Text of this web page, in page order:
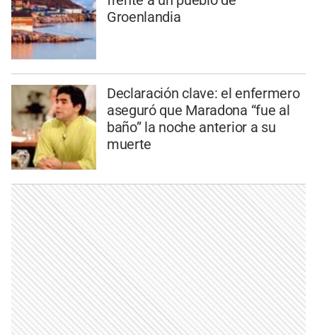
Groenlandia
Declaración clave: el enfermero
aseguró que Maradona “fue al
baño” la noche anterior a su
muerte